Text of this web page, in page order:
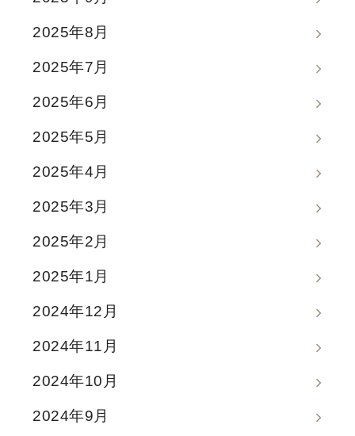
2025年8月
2025年7月
2025年6月
2025年5月
2025年4月
2025年3月
2025年2月
2025年1月
2024年12月
2024年11月
2024年10月
2024年9月